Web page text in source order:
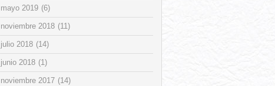
mayo 2019 (6)
noviembre 2018 (11)
julio 2018 (14)
junio 2018 (1)
noviembre 2017 (14)